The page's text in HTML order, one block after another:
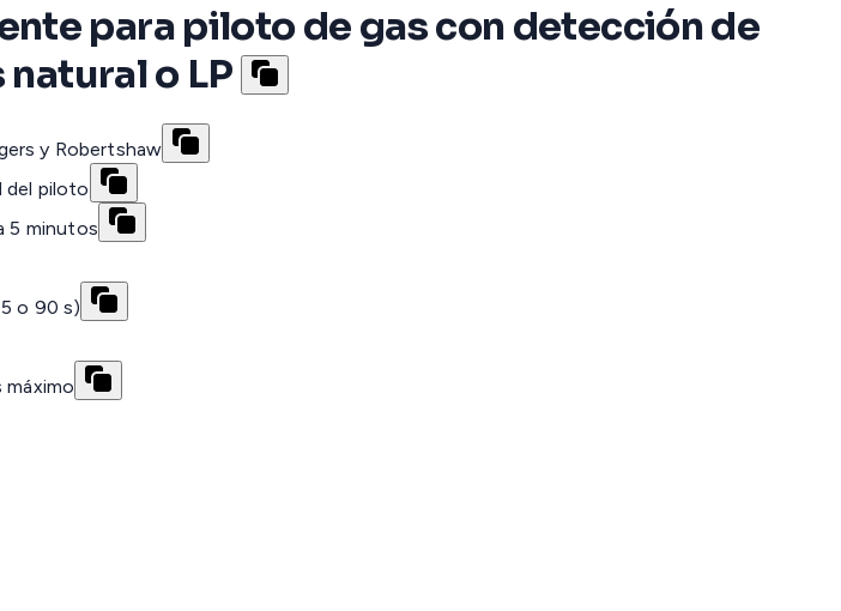
para piloto de gas con detección de
o LP
y Robertshaw
del piloto
5 minutos
o 90 s)